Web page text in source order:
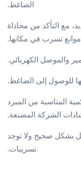
الضاغط.
مع التأكد من محاذاة
تسرب في مكانها.
المناسبة من المبرد
الشركة المصنعة.
بشكل صحيح ولا توجد
تسريبات.